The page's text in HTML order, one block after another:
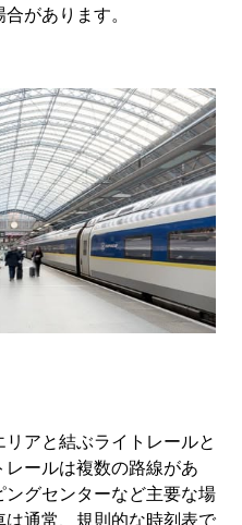
があります。
アと結ぶライトレールと
ールは複数の路線があ
グセンターなど主要な場
通常、規則的な時刻表で